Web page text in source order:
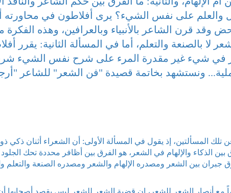
والعلم على نفس الشيء؟ يرى أفلاطون في محاورته
وقد قرن الشاعر بالأنبياء وبالعرافين، وهذه الفكرة
لا بالصنعة والتعلم، أما في المسألة الثانية: يقرر
في شيء غير مقدرة المرء على شرح نفس الشيء
ونستشهد بخاتمة قصيدة "فن الشعر" للشاعر
المسألتين، إذ يقول في المسألة الأولى: أن الشعراء أثنان ذكي
بين الذكاء والإلهام في الشعر، هو الفرق بين أظافر محددة تحك الجلود
جبران بين الشعر ومصدره الإلهام والشعر ومصدره الصنعة والتعلم
مع أنصار الشعر للشعر، إن قضية الشعر للشعر ليس يقصد أصحابها